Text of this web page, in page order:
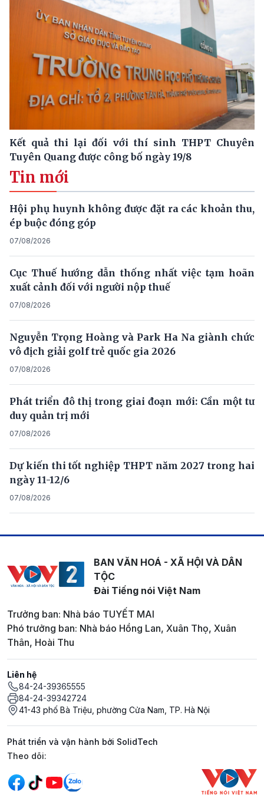
Kết quả thi lại đối với thí sinh THPT Chuyên
Tuyên Quang được công bố ngày 19/8
Tin mới
Hội phụ huynh không được đặt ra các khoản thu,
ép buộc đóng góp
07/08/2026
Cục Thuế hướng dẫn thống nhất việc tạm hoãn
xuất cảnh đối với người nộp thuế
07/08/2026
Nguyễn Trọng Hoàng và Park Ha Na giành chức
vô địch giải golf trẻ quốc gia 2026
07/08/2026
Phát triển đô thị trong giai đoạn mới: Cần một tư
duy quản trị mới
07/08/2026
Dự kiến thi tốt nghiệp THPT năm 2027 trong hai
ngày 11-12/6
07/08/2026
BAN VĂN HOÁ - XÃ HỘI VÀ DÂN
TỘC
Đài Tiếng nói Việt Nam
Trưởng ban: Nhà báo TUYẾT MAI
Phó trưởng ban: Nhà báo Hồng Lan, Xuân Thọ, Xuân
Thân, Hoài Thu
Liên hệ
84-24-39365555
84-24-39342724
41-43 phố Bà Triệu, phường Cửa Nam, TP. Hà Nội
Phát triển và vận hành bởi SolidTech
Mạng xã hội
Theo dõi: